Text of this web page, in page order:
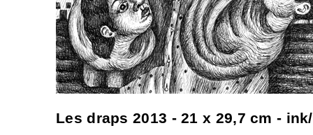
Les draps 2013 - 21 x 29,7 cm -